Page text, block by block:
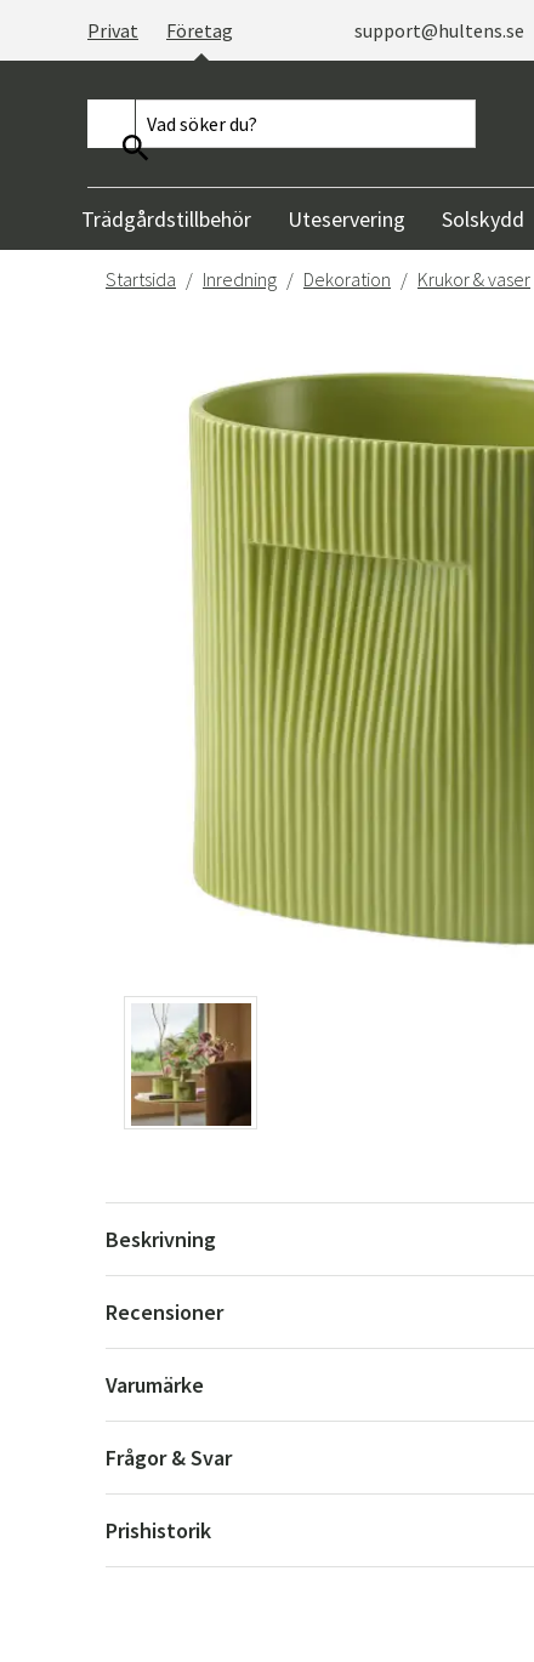
Privat Företag support@hultens.se
Trädgårdstillbehör Uteservering Solskydd
Startsida Inredning Dekoration Krukor & vaser
Beskrivning
Recensioner
Varumärke
Frågor & Svar
Prishistorik